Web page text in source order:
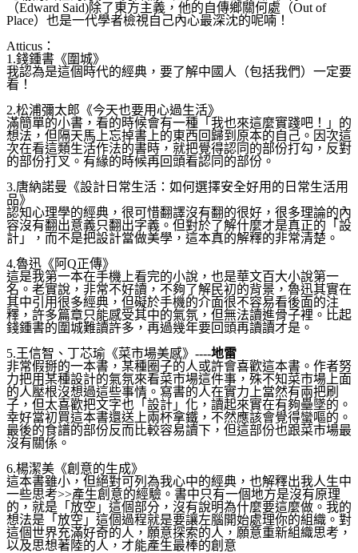
（Edward Said)除了東方主義，他的自傳鄉關何處（Out of
Place）也是一代學者檢視自己內心最深沈的呢喃！
Atticus：
1.錢鍾書《圍城》
我認為是這個時代的經典，要了解中國人（包括我們）一定要
看！
2.松浦彌太郎《今天也要用心過生活》
滿簡單的小書，看的時候會有一種「我也來這麼實踐吧！」 的
想法，但隔天馬上忘掉書上的東西回歸到原本的自己。因次這
次在看這類生活作法的書時，就把覺得認同的部份打勾 ，反對
的部份打叉。有緣的時候再回頭看認同的部份。
3.唐納諾曼《設計日常生活：如何選擇安全好用的日常生活用
品》
認知心理學的經典，很可惜翻譯沒有翻的很好，很多理論的內
容沒有翻出意義只翻出字義。但對於了解什麼才是真正的 「設
計」，而不是把設計當做美學，這本真的解釋的非常清楚。
4.魯迅《阿Q正傳》
這是我第一本在手機上看完的小說，也是華文百大小說第一
名。老實說，非常不好讀，不夠了解民初的背景，魯迅其實在
其中引用很多經典，但礙於手機的介面很不容易看後面的注
釋，許多篇章只能感受其中的氣氛，但無法讀進骨子裡。 比起
錢鍾書的圍城難讀許多，再過幾年要回頭再讀讀才是。
5.王信智、丁芯瑜《菜市場美感》----地雷
非常假掰的一本書，某種圈子的人或許會喜歡這本書。作者努
力把用某種設計的氣氛來看菜市場這件事，殊不知菜市場 上面
的人壓根沒想過這些事情。寫書的人在實力上當然有兩把刷
子，但太喜歡把文字也「設計」化，讀起來實在有夠壘墜的。
幸好當初買這本書還送上兩杯拿鐵，不然應該會覺得蠻嘔的。
最後的食譜的部份反而比較容易讀下，但這部份也跟菜市場最
沒有關係。
6.楊潔美《創意的生成》
這本書雖小，但絕對可列為我心中的經典，也解釋出我人生中
一些思考>>產生創意的經驗。書中只有一個地方是沒有原理
的，就是「放空」這個部分，沒有說明為什麼要這麼做 。我的
想法是「放空」這個過程就是要讓左腦開始處理你的組織。對
這個世界充滿好奇的人，願意探索的人，願意重新組織思考，
以及思想著陸的人，才能產生最棒的創意